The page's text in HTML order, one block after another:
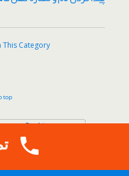
Category…
top
Desktop
Wordpress Blogs